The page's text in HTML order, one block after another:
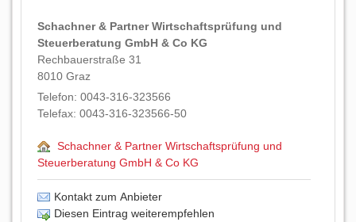
Schachner & Partner Wirtschaftsprüfung und
Steuerberatung GmbH & Co KG
Rechbauerstraße 31
8010 Graz
Telefon: 0043-316-323566
Telefax: 0043-316-323566-50
Schachner & Partner Wirtschaftsprüfung und
Steuerberatung GmbH & Co KG
Kontakt zum Anbieter
Diesen Eintrag weiterempfehlen